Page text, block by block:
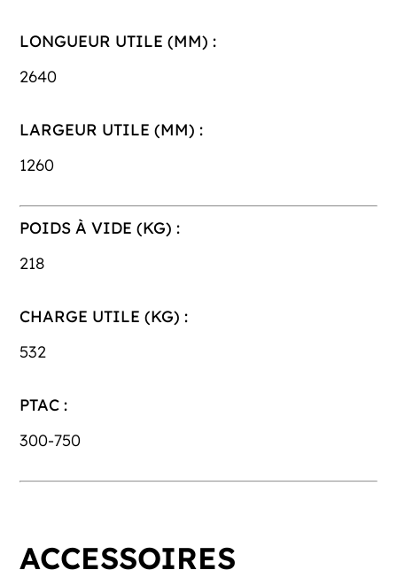
LONGUEUR UTILE (MM) :
2640
LARGEUR UTILE (MM) :
1260
POIDS À VIDE (KG) :
218
CHARGE UTILE (KG) :
532
PTAC :
300-750
ACCESSOIRES